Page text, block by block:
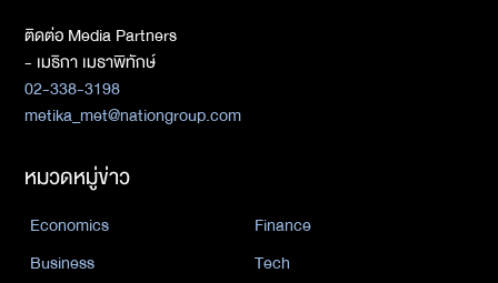
ติดต่อ Media Partners
- เมธิกา เมธาพิทักษ์
02-338-3198
metika_met@nationgroup.com
หมวดหมู่ข่าว
Economics
Finance
Business
Tech